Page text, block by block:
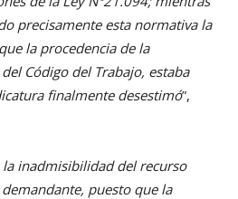
precisamente esta normativa la
la procedencia de la
Código del Trabajo, estaba
finalmente desestimó”,
la inadmisibilidad del recurso
puesto que la